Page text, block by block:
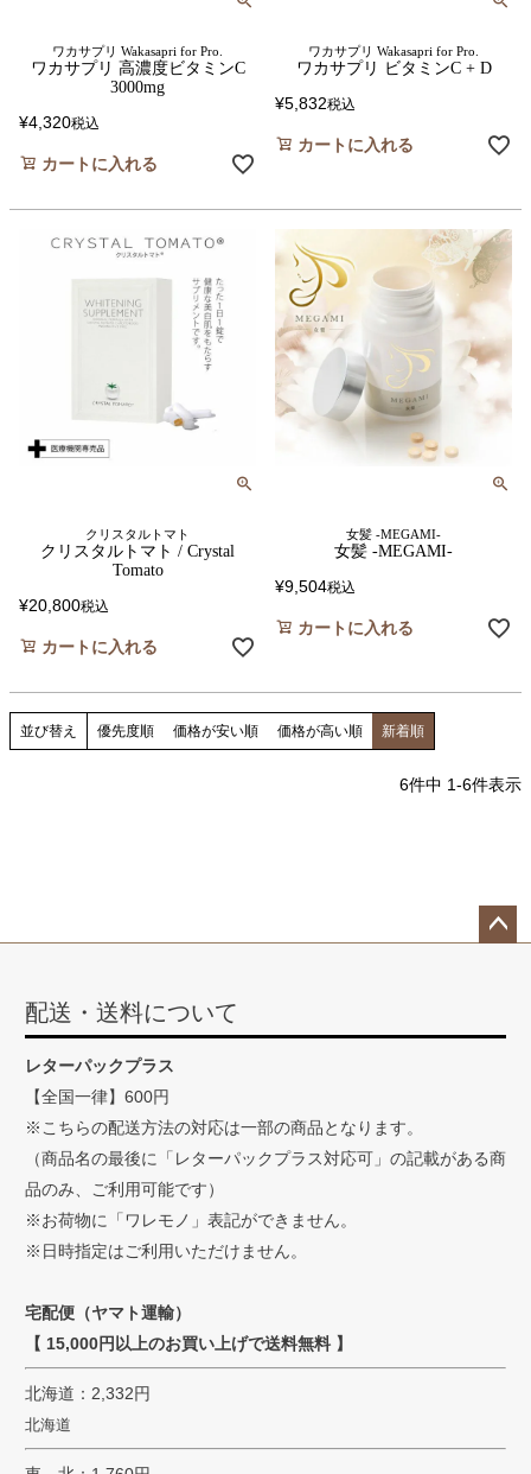
ワカサプリ Wakasapri for Pro.
ワカサプリ 高濃度ビタミンC
3000mg
¥4,320税込
カートに入れる
ワカサプリ Wakasapri for Pro.
ワカサプリ ビタミンC + D
¥5,832税込
カートに入れる
クリスタルトマト
クリスタルトマト / Crystal
Tomato
¥20,800税込
カートに入れる
女髪 -MEGAMI-
女髪 -MEGAMI-
¥9,504税込
カートに入れる
並び替え 優先度順 価格が安い順 価格が高い順 新着順
6件中 1-6件表示
配送・送料について
レターパックプラス
【全国一律】600円
※こちらの配送方法の対応は一部の商品となります。
（商品名の最後に「レターパックプラス対応可」の記載がある商
品のみ、ご利用可能です）
※お荷物に「ワレモノ」表記ができません。
※日時指定はご利用いただけません。
宅配便（ヤマト運輸）
【 15,000円以上のお買い上げで送料無料 】
北海道：2,332円
北海道